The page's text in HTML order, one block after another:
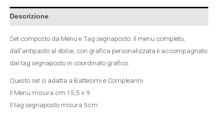
Descrizione
Set composto da Menu e Tag segnaposto. Il menu completo,
dall’antipasto al dolce, con grafica personalizzata è accompagnato
dal tag segnaposto in coordinato grafico.
Questo set si adatta a Battesimi e Compleanni.
Il Menu misura cm 15,5 x 9
Il tag segnaposto misura 5cm